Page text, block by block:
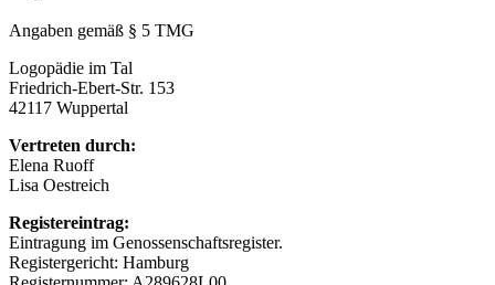
Angaben gemäß § 5 TMG
Logopädie im Tal
Friedrich-Ebert-Str. 153
42117 Wuppertal
Vertreten durch:
Elena Ruoff
Lisa Oestreich
Registereintrag:
Eintragung im Genossenschaftsregister.
Registergericht: Hamburg